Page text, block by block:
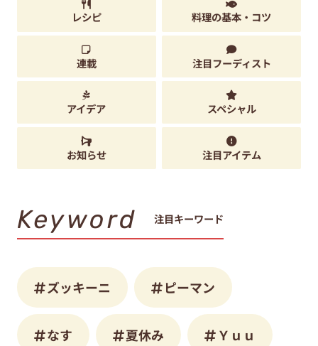
レシピ 料理の基本・コツ
連載 注目フーディスト
アイデア スペシャル
お知らせ 注目アイテム
Keyword 注目キーワード
ズッキーニ ピーマン
なす 夏休み Ｙｕｕ